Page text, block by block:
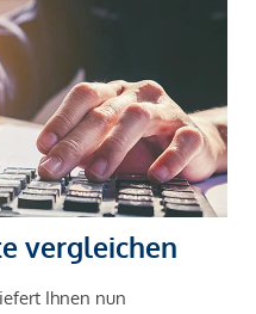
vergleichen
Ihnen nun